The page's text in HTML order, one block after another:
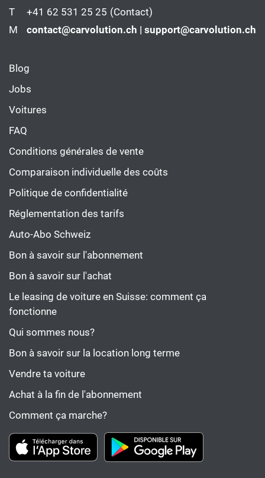
T +41 62 531 25 25 (Contact)
M
contact@carvolution.ch | support@carvolution.ch
Blog
Jobs
Voitures
FAQ
Conditions générales de vente
Comparaison individuelle des coûts
Politique de confidentialité
Réglementation des tarifs
Auto-Abo Schweiz
Bon à savoir sur l'abonnement
Bon à savoir sur l'achat
Le leasing de voiture en Suisse: comment ça
fonctionne
Qui sommes nous?
Bon à savoir sur la location long terme
Vendre ta voiture
Achat à la fin de l'abonnement
Comment ça marche?